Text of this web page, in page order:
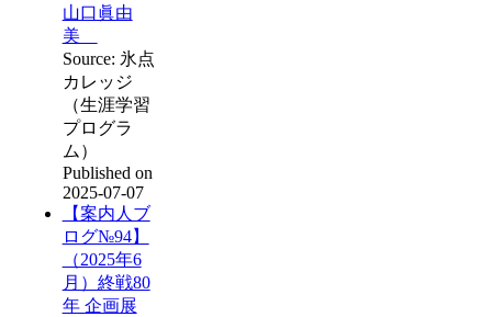
山口眞由
美
Source: 氷点
カレッジ
（生涯学習
プログラ
ム）
Published on
2025-07-07
【案内人ブ
ログ№94】
（2025年6
月）終戦80
年 企画展